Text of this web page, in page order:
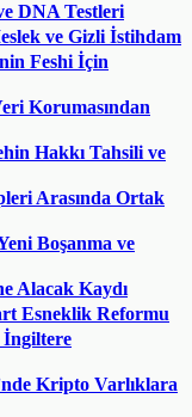
DNA Testleri
ve Gizli İstihdam
Feshi İçin
Korumasından
Hakkı Tahsili ve
Arasında Ortak
Boşanma ve
Alacak Kaydı
Esneklik Reformu
İngiltere
Kripto Varlıklara